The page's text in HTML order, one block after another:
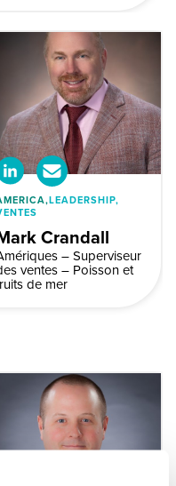
LEADERSHIP,
Crandall
– Superviseur
ventes – Poisson et
de mer